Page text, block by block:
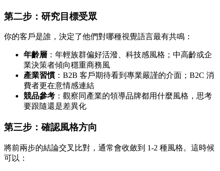
第二步：研究目標受眾
你的客戶是誰，決定了他們對哪種視覺語言最有共鳴：
年齡層 ：年輕族群偏好活潑、科技感風格；中高齡或企
業決策者傾向穩重商務風
產業習慣：B2B 客戶期待看到專業嚴謹的介面；B2C 消
費者更在意情感連結
競品參考 ：觀察同產業的領導品牌都用什麼風格，思考
要跟隨還是差異化
第三步：確認風格方向
將前兩步的結論交叉比對，通常會收斂到 1-2 種風格。這時候
可以：